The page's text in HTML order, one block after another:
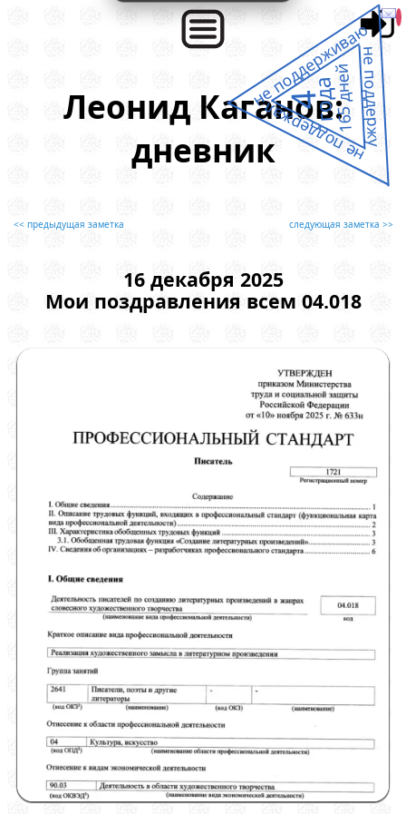
Леонид Каганов:
дневник
<< предыдущая заметка следующая заметка >>
16 декабря 2025
Мои поздравления всем 04.018
не поддержал
не поддерживаюне поддержу
4
года165 дней